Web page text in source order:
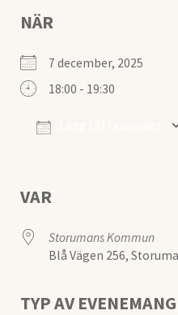
NÄR
7 december, 2025
18:00 - 19:30
VAR
Storumans Kommun
Blå Vägen 256,
TYP AV EVENEMANG